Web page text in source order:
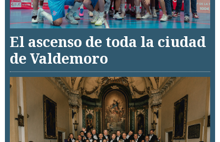
El ascenso de toda la ciudad
de Valdemoro